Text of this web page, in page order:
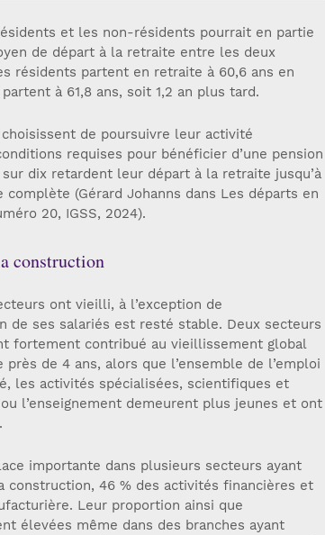
et les non-résidents pourrait en partie
de départ à la retraite entre les deux
résidents partent en retraite à 60,6 ans en
à 61,8 ans, soit 1,2 an plus tard.
de poursuivre leur activité
requises pour bénéficier d’une pension
dix retardent leur départ à la retraite jusqu’à
(Gérard Johanns dans Les départs en
20, IGSS, 2024).
construction
ont vieilli, à l’exception de
de ses salariés est resté stable. Deux secteurs
fortement contribué au vieillissement global
de 4 ans, alors que l’ensemble de l’emploi
les activités spécialisées, scientifiques et
l’enseignement demeurent plus jeunes et ont
importante dans plusieurs secteurs ayant
construction, 46 % des activités financières et
Leur proportion ainsi que
élevées même dans des branches ayant